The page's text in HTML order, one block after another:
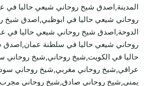
المدينة,اصدق شيخ روحاني شيعي حاليا
روحاني شيعي حاليا في ابوظبي,اصدق شيخ
الدوحة,اصدق شيخ روحاني شيعي حاليا في
روحاني شيعي حاليا في سلطنة
حاليا في الكويت,شيخ روحاني,شيخ روحاني
عراقي,شيخ روحاني مغربي,شيخ روحاني
يمني,شيخ روحاني صادق,شيخ روحاني